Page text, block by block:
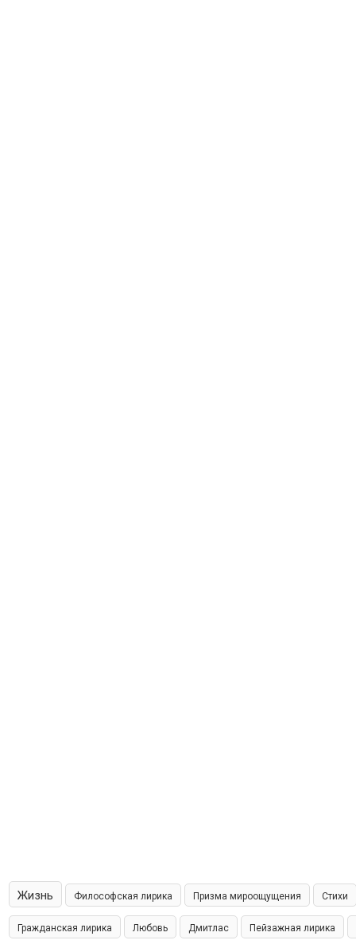
Жизнь Философская лирика Призма мироощущения Стихи
Гражданская лирика Любовь Дмитлас Пейзажная лирика